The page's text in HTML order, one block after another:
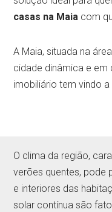
casas na Maia com
A Maia, situada na
cidade dinâmica e
imobiliário tem vindo
O clima da região,
verões quentes, pode
e interiores das
solar contínua são